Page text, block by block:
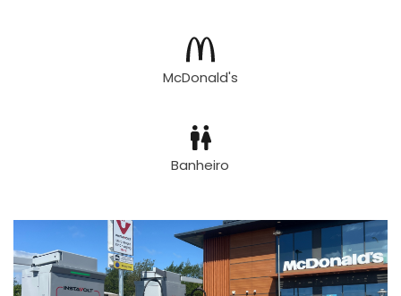
McDonald's
Banheiro